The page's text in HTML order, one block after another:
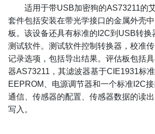
适用于带USB加密狗的AS73211的
套件包括安装在带光学接口的金属外壳
板。该设备还具有标准的I2C到USB转换
测试软件。测试软件控制转换器，校准
记录选项，包括导出结果。评估板包括
器AS73211，其滤波器基于CIE1931标
EEPROM、电源调节器和一个标准I2C
通信、传感器的配置、传感器数据的读
写入。